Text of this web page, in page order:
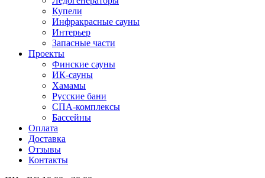
Купели
Инфракрасные сауны
Интерьер
Запасные части
Проекты
Финские сауны
ИК-сауны
Хамамы
Русские бани
СПА-комплексы
Бассейны
Оплата
Доставка
Отзывы
Контакты